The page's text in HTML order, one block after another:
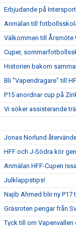
Erbjudande på
Anmälan till
Välkommen till Årsmöte !
Cuper,
Historien bakom
Bli "Vapendragare" till
P15 anordnar cup på
Vi söker assisterande
Jonas Norlund
HFF och J-Södra kör
Anmälan HFF-Cupen
Julklappstips!
Najib Ahmed blir ny P17
Gräsroten pengar från
Tyck till om